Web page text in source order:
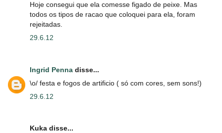
Hoje consegui que ela comesse figado de peixe. Mas
todos os tipos de racao que coloquei para ela, foram
rejeitadas.
29.6.12
Ingrid Penna disse...
\o/ festa e fogos de artificio ( só com cores, sem sons!)
29.6.12
Kuka disse...